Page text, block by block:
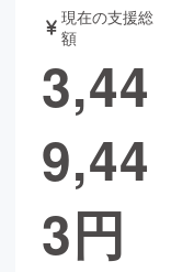
音楽
ゲーム・サ
現在の支援総
額
3,44
9,44
3円